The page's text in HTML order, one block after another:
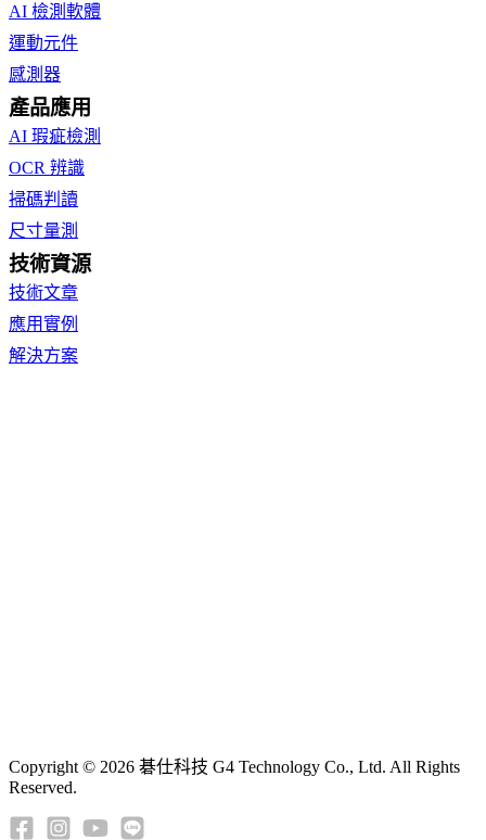
AI 檢測軟體
運動元件
感測器
產品應用
AI 瑕疵檢測
OCR 辨識
掃碼判讀
尺寸量測
技術資源
技術文章
應用實例
解決方案
Copyright © 2026 碁仕科技 G4 Technology Co., Ltd. All Rights
Reserved.